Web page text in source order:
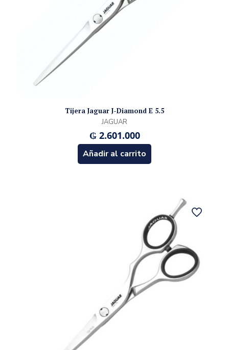
Tijera Jaguar J-Diamond E 5.5
JAGUAR
₲2.601.000
Añadir al carrito